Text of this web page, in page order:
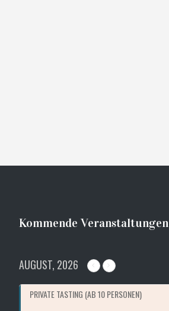
Kommende Veranstaltungen
AUGUST, 2026
PRIVATE TASTING (AB 10 PERSONEN)